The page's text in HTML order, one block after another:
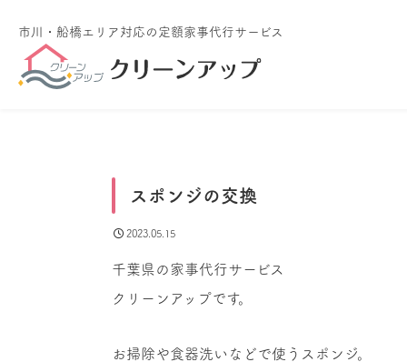
市川・船橋エリア対応 の定額家事代行サービス
スポンジの交換
2023.05.15
千葉県の家事代行サービス
クリーンアップです。
お掃除や食器洗いなどで使うスポンジ。